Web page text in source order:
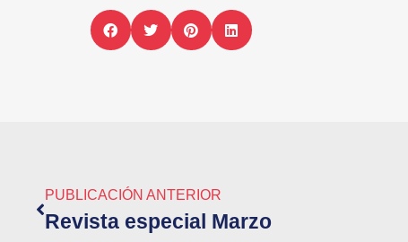
PUBLICACIÓN ANTERIOR
Revista especial Marzo